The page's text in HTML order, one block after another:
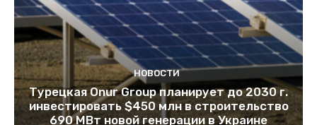
НОВОСТИ
Турецкая Onur Group планирует до 2030 г.
инвестировать $450 млн в строительство
690 МВт новой генерации в Украине